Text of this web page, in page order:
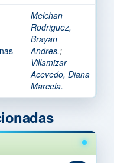
Melchan
Rodriguez,
Brayan
Andres.;
Villamizar
Acevedo, Diana
Marcela.